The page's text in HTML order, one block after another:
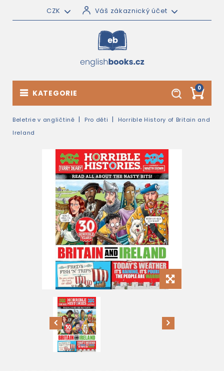
CZK Váš zákaznický účet
0
KATEGORIE
Beletrie v angličtině Pro děti
Horrible History of Britain and
Ireland